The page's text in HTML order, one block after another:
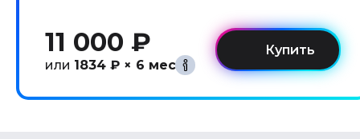
11 000 ₽
или 1834 ₽ × 6 мес